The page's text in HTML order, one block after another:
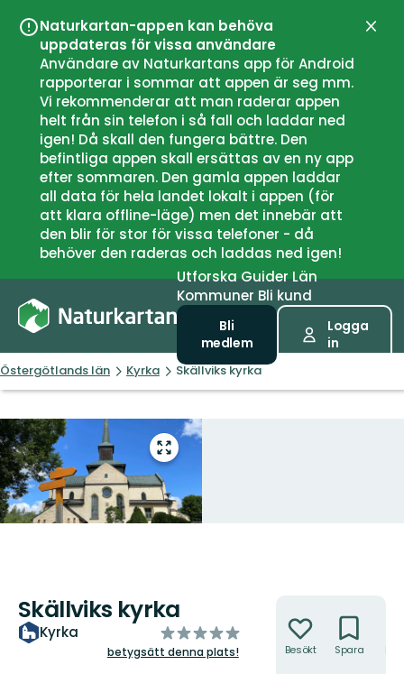
Naturkartan-appen kan behöva
uppdateras för vissa användare
Användare av Naturkartans app för Android
rapporterar i sommar att appen är seg mm.
Vi rekommenderar att man raderar appen
helt från sin telefon i så fall och laddar ned
igen! Då skall den fungera bättre. Den
befintliga appen skall ersättas av en ny app
efter sommaren. Den gamla appen laddar
all data för hela landet lokalt i appen (för
att klara offline-läge) men det innebär att
den blir för stor för vissa telefoner - då
behöver den raderas och laddas ned igen!
UtforskaGuiderLän
Kommuner Bli kund
Bli
medlem
Logga
in
Östergötlands län Kyrka Skällviks kyrka
Gå
till
helskärmsläge
Skällviks kyrka
Kyrka
av
5
betygsätt denna plats! Besökt Spara